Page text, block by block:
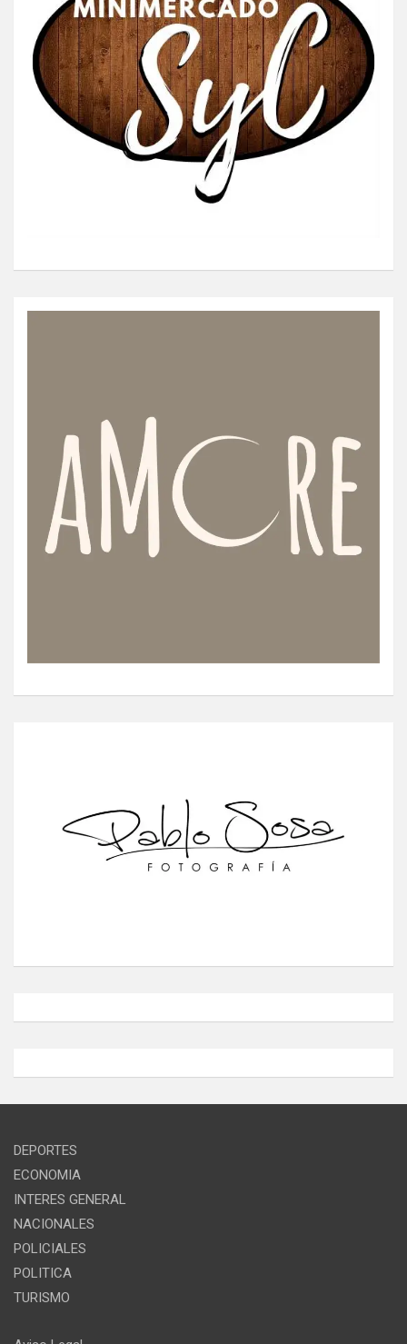
DEPORTES
ECONOMIA
INTERES GENERAL
NACIONALES
POLICIALES
POLITICA
TURISMO